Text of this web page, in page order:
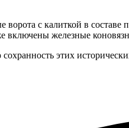
с калиткой в составе
включены железные
этих